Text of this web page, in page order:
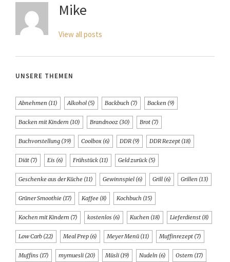
Mike
View all posts
UNSERE THEMEN
Abnehmen (11) Alkohol (5) Backbuch (7) Backen (9)
Backen mit Kindern (10) Brandnooz (30) Brot (7)
Buchvorstellung (39) Coolbox (6) DDR (9) DDR Rezept (18)
Diät (7) Eis (6) Frühstück (11) Geld zurück (5)
Geschenke aus der Küche (11) Gewinnspiel (6) Grill (6) Grillen (13)
Grüner Smoothie (17) Kaffee (8) Kochbuch (15)
Kochen mit Kindern (7) kostenlos (6) Kuchen (18) Lieferdienst (8)
Low Carb (22) Meal Prep (6) Meyer Menü (11) Muffinrezept (7)
Muffins (17) mymuesli (20) Müsli (19) Nudeln (6) Ostern (17)